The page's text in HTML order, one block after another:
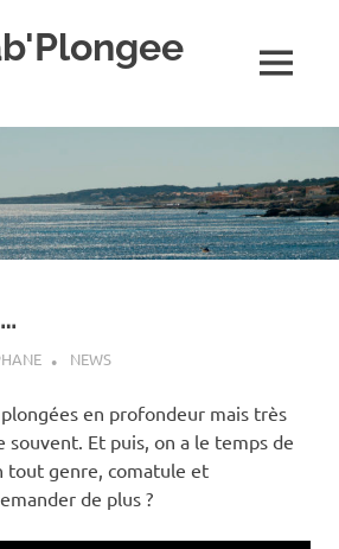
MENU
NEWS
en profondeur mais très
souvent. Et puis, on a le temps de
tout genre, comatule et
de plus ?